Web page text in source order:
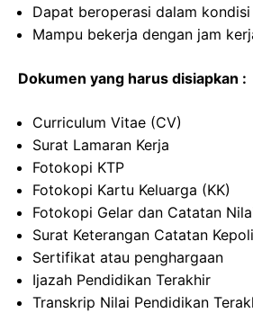
Dapat beroperasi dalam
Mampu bekerja dengan jam
Dokumen yang harus disiapkan :
Curriculum Vitae (CV)
Surat Lamaran Kerja
Fotokopi KTP
Fotokopi Kartu Keluarga (KK)
Fotokopi Gelar dan Catatan
Surat Keterangan Catatan
Sertifikat atau penghargaan
Ijazah Pendidikan Terakhir
Transkrip Nilai Pendidikan